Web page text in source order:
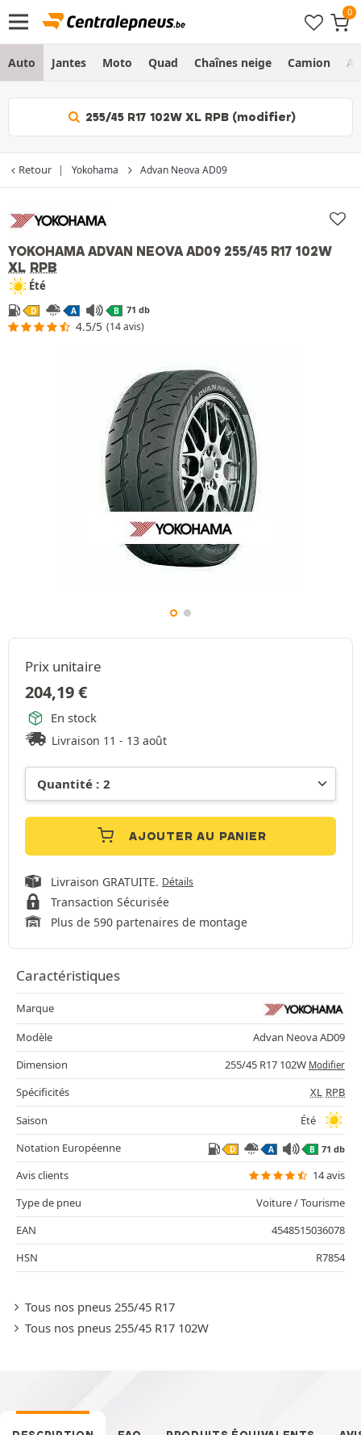
Auto Jantes Moto Quad Chaînes neige Camion
255/45 R17 102W XL RPB (modifier)
Retour Yokohama Advan Neova AD09
YOKOHAMA ADVAN NEOVA AD09 255/45 R17 102W
XL RPB
Été
D A B 71 db
4.5/5 (14 avis)
Prix unitaire
204,19€
En stock
Livraison 11 - 13 août
AJOUTER AU PANIER
Livraison GRATUITE. Détails
Transaction Sécurisée
Plus de 590 partenaires de montage
Caractéristiques
Marque
Modèle
Advan Neova AD09
Dimension
255/45 R17 102W Modifier
Spécificités XL RPB
Saison
Été
Notation Européenne
D A B 71 db
Avis clients
14 avis
Type de pneu
Voiture / Tourisme
EAN
4548515036078
HSN
R7854
Tous nos pneus 255/45 R17
Tous nos pneus 255/45 R17 102W